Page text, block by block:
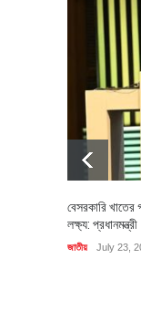
বেসরকারি
লক্ষ্য: প্রধানমন্ত্রী
জাতীয় July 23,